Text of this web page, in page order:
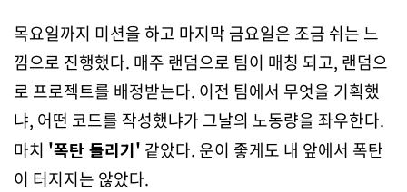
목요일까지 미션을 하고 마지막 금요일은 조금 쉬는 느
낌으로 진행했다. 매주 랜덤으로 팀이 매칭 되고, 랜덤으
로 프로젝트를 배정받는다. 이전 팀에서 무엇을 기획했
냐, 어떤 코드를 작성했냐가 그날의 노동량을 좌우한다.
마치 '폭탄 돌리기' 같았다. 운이 좋게도 내 앞에서 폭탄
이 터지지는 않았다.